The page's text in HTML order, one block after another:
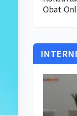
Obat